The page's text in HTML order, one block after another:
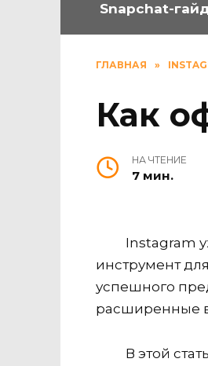
Snapchat-
ГЛАВНАЯ »
Как
НА ЧТЕНИЕ
7 мин.
Instagram
инструмент
успешного
расширенные
В этой